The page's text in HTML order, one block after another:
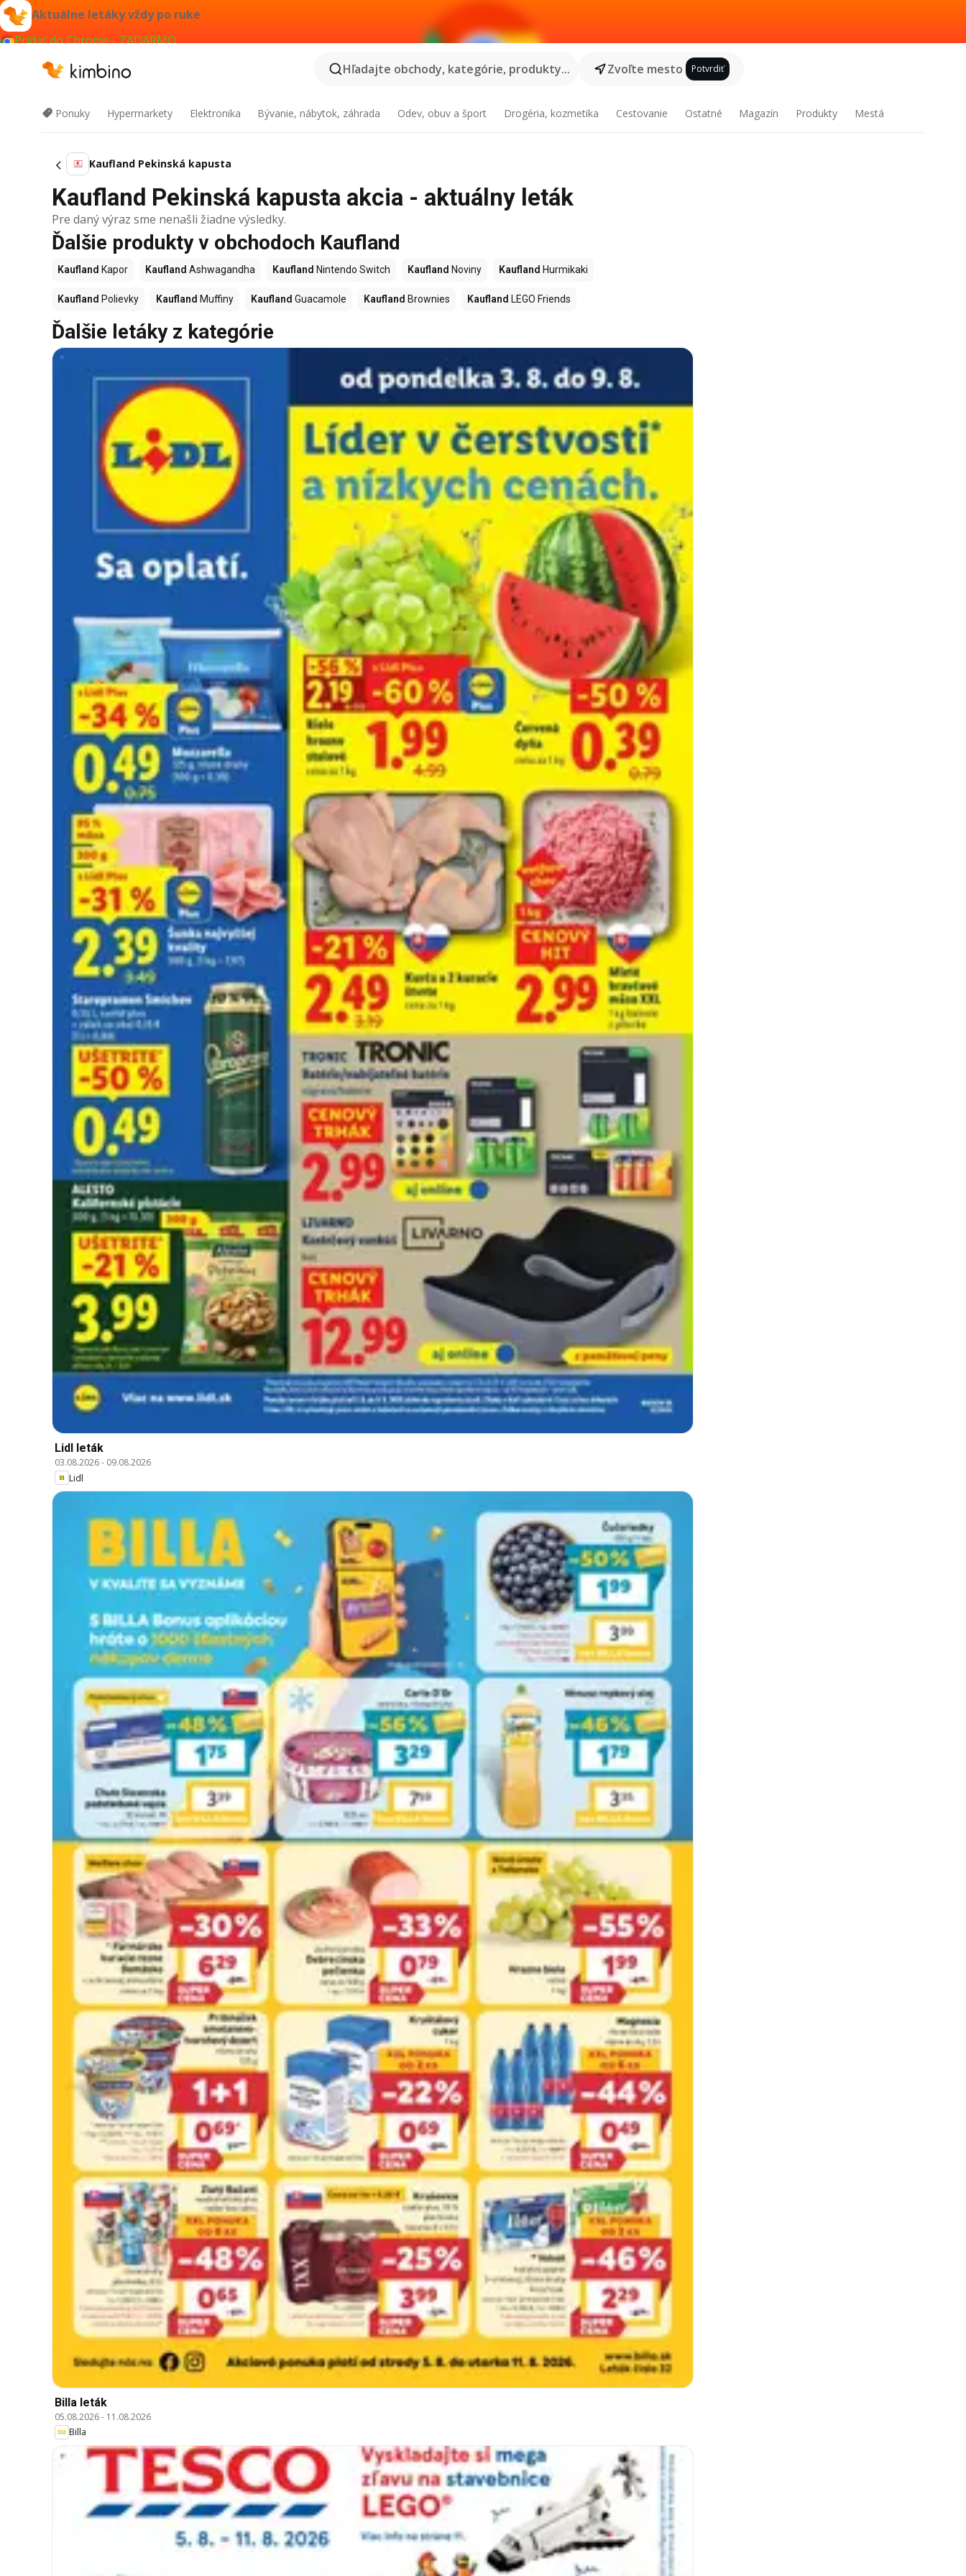
Aktuálne letáky vždy po ruke
Pridať do Chrome - ZADARMO
Hľadajte obchody, kategórie, produkty...
Zvoľte mesto Potvrdiť
Ponuky Hypermarkety Elektronika Bývanie, nábytok, záhrada Odev, obuv a šport Drogéria, kozmetika Cestovanie Ostatné Magazín Produkty Mestá
Kaufland Pekinská kapusta
Kaufland Pekinská kapusta akcia - aktuálny leták
Pre daný výraz sme nenašli žiadne výsledky.
Ďalšie produkty v obchodoch Kaufland
Kaufland Kapor Kaufland Ashwagandha Kaufland Nintendo Switch Kaufland Noviny Kaufland Hurmikaki
Kaufland Polievky Kaufland Muffiny Kaufland Guacamole Kaufland Brownies Kaufland LEGO Friends
Ďalšie letáky z kategórie
Lidl leták
03.08.2026- 09.08.2026
Lidl
Billa leták
05.08.2026- 11.08.2026
Billa